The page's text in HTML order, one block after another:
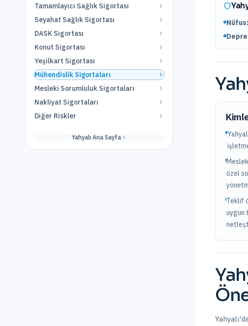
Tamamlayıcı Sağlık Sigortası
Seyahat Sağlık Sigortası
DASK Sigortası
Konut Sigortası
Yeşilkart Sigortası
Mühendislik Sigortaları
Mesleki Sorumluluk Sigortaları
Nakliyat Sigortaları
Diğer Riskler
Yahyalı Ana Sayfa
Nüfus:
özel
Teklif
uygun